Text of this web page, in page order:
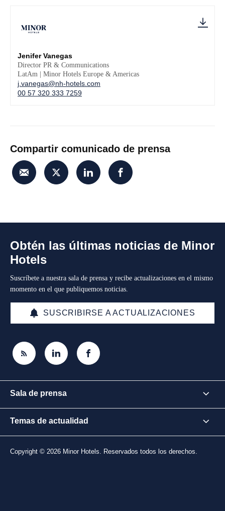
Jenifer Vanegas
Director PR & Communications
LatAm | Minor Hotels Europe & Americas
j.vanegas@nh-hotels.com
00 57 320 333 7259
Compartir comunicado de prensa
Obtén las últimas noticias de Minor
Hotels
Suscríbete a nuestra sala de prensa y recibe actualizaciones en el mismo
momento en el que publiquemos noticias.
SUSCRIBIRSE A ACTUALIZACIONES
Sala de prensa
Temas de actualidad
Copyright © 2026 Minor Hotels. Reservados todos los derechos.